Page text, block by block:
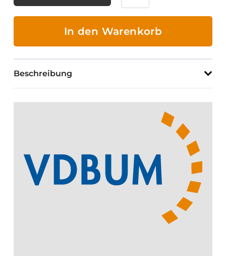
firmeneigenem
Logo
In den Warenkorb
Beschreibung